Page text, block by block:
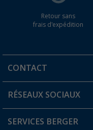
Retour sans
frais d'expédition
CONTACT
Une question ?
Trouver une magasin
RÉSEAUX SOCIAUX
SERVICES BERGER